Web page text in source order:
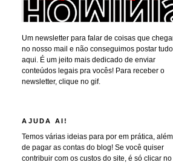
Um newsletter para falar de coisas que
no nosso mail e não conseguimos postar tudo
aqui. É um jeito mais dedicado de enviar
conteúdos legais pra vocês! Para receber o
newsletter, clique no gif.
AJUDA AI!
Temos várias ideias para por em prática, além
de pagar as contas do blog! Se você quiser
contribuir com os custos do site, é só clicar no